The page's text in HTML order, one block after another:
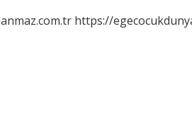
https://